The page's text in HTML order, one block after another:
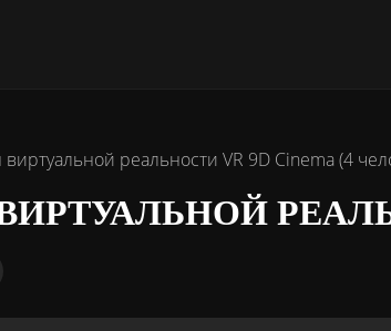
реальности VR 9D Cinema (4